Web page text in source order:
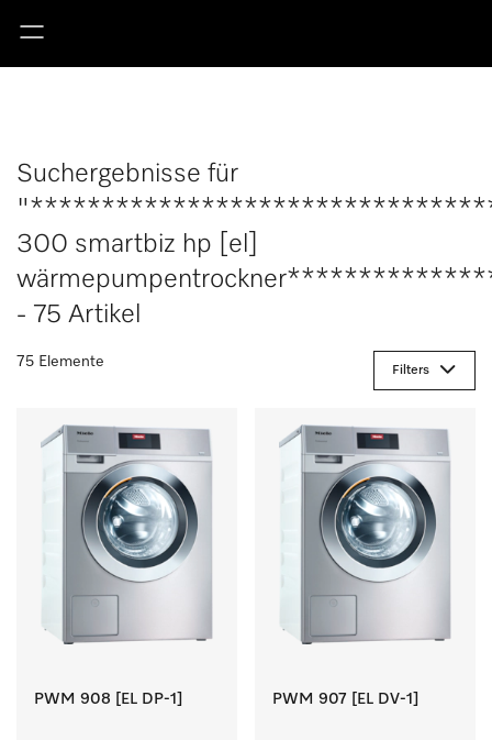
Suchergebnisse für
300 smartbiz hp [el]
- 75 Artikel
75 Elemente
Filters
PWM 908 [EL DP-1] PWM 907 [EL DV-1]